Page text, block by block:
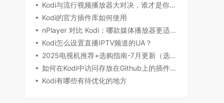
Kodi与流行视频播放器大对决，谁才是你的菜？
Kodi的官方插件库如何使用
nPlayer 对比 Kodi：哪款媒体播放器更适合你？
Kodi怎么设置直播IPTV频道的UA？
2025电视机推荐+选购指南-7月更新（选购要点，产品型号，品牌推荐，有无开机广告等）丨索尼、海信/Vidda、雷鸟、小米、TCL、华为电视哪个牌子好？
如何在Kodi中访问存放在Github上的插件文件
Kodi有哪些有待优化的地方